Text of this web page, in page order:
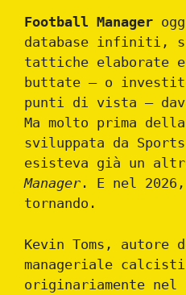
Football Manager
database infiniti,
tattiche elaborate
buttate — o
punti di vista —
Ma molto prima
sviluppata da
esisteva già un
Manager . E nel
tornando.
Kevin Toms, autore
manageriale
originariamente nel